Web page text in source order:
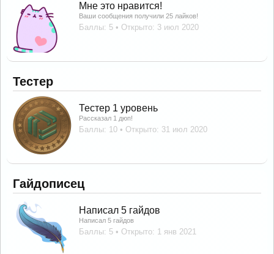
Мне это нравится!
Ваши сообщения получили 25 лайков!
Баллы: 5 Открыто: 3 июл 2020
Тестер
Тестер 1 уровень
Рассказал 1 дюп!
Баллы: 10 Открыто: 31 июл 2020
Гайдописец
Написал 5 гайдов
Написал 5 гайдов
Баллы: 5 Открыто: 1 янв 2021